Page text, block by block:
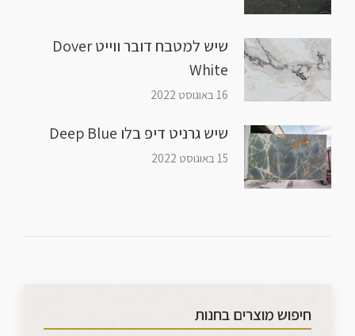
שיש למטבח דובר ווייט Dover
White
16 באוגוסט 2022
שיש גרניט דיפ בלו Deep Blue
15 באוגוסט 2022
חיפוש מוצרים בחנות